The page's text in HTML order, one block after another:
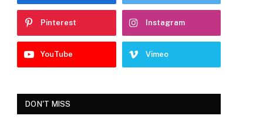
Pinterest Instagram
YouTube Vimeo
DON'T MISS